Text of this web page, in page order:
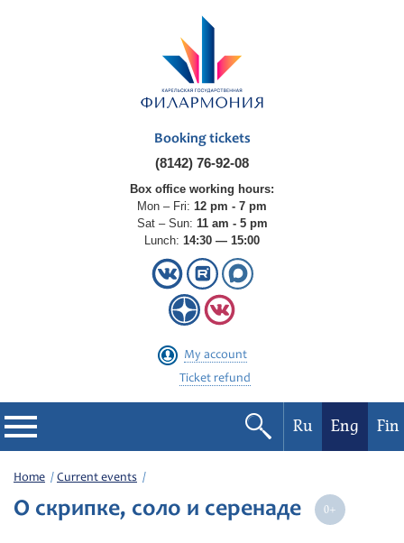
Booking tickets
(8142) 76-92-08
Box office working hours:
Mon – Fri: 12 pm - 7 pm
Sat – Sun: 11 am - 5 pm
Lunch: 14:30 — 15:00
My account
Ticket refund
Philharmonic
Current events
Ru Eng Fin
Home Current events
О скрипке, соло и серенаде